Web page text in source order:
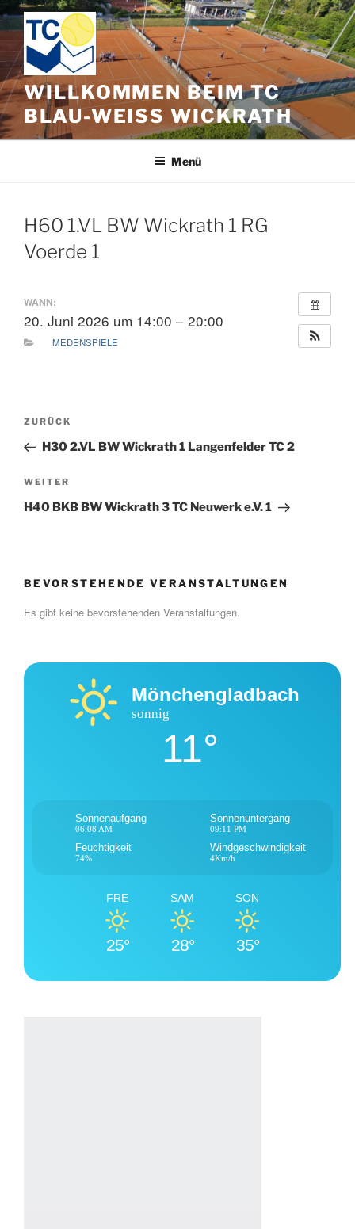
Zum
Inhalt
springen
WILLKOMMEN BEIM TC
BLAU-WEISS WICKRATH
Menü
H60 1.VL BW Wickrath 1 RG
Voerde 1
WANN:
20. Juni 2026 um 14:00 – 20:00
MEDENSPIELE
Beitragsnavigation
Vorheriger
Beitrag
ZURÜCK
H30 2.VL BW Wickrath 1 Langenfelder TC 2
Nächster
Beitrag
WEITER
H40 BKB BW Wickrath 3 TC Neuwerk e.V. 1
BEVORSTEHENDE VERANSTALTUNGEN
Es gibt keine bevorstehenden Veranstaltungen.
Mönchengladbach
sonnig
11°
Sonnenaufgang
06:08 AM
Sonnenuntergang
09:11 PM
Feuchtigkeit
74%
Windgeschwindigkeit
4Km/h
FRE
25°
SAM
28°
SON
35°